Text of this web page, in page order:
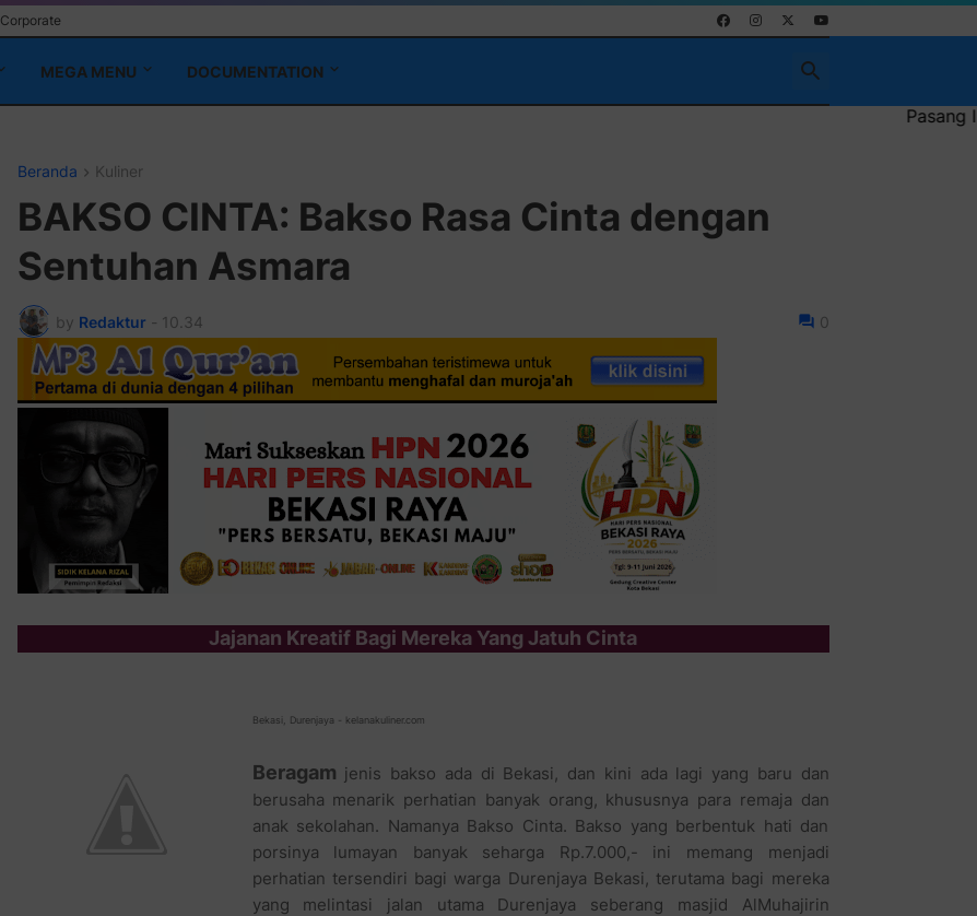
Corporate
MEGA MENU DOCUMENTATION
Pasang Iklan
Beranda Kuliner
BAKSO CINTA: Bakso Rasa Cinta dengan
Sentuhan Asmara
by Redaktur - 10.34 0
Jajanan Kreatif Bagi Mereka Yang Jatuh Cinta
Bekasi, Durenjaya - kelanakuliner.com
Beragam jenis bakso ada di Bekasi, dan kini ada lagi yang baru dan
berusaha menarik perhatian banyak orang, khususnya para remaja dan
anak sekolahan. Namanya Bakso Cinta. Bakso yang berbentuk hati dan
porsinya lumayan banyak seharga Rp.7.000,- ini memang menjadi
perhatian tersendiri bagi warga Durenjaya Bekasi, terutama bagi mereka
yang melintasi jalan utama Durenjaya seberang masjid AlMuhajirin